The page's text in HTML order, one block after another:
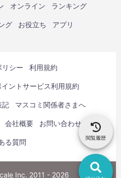
閲覧履歴
オンライン ランキング
グ お役立ち アプリ
リシー 利用規約
ントサービス利用規約
記 マスコミ関係者さまへ
会社概要 お問い合わせ
る質問
Inc. 2011 - 2026